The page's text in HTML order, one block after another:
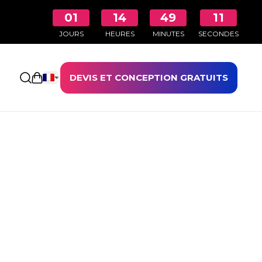
01
JOURS
14
HEURES
49
MINUTES
10
SECONDES
Ouvrir le panierDEVIS ET CONCEPTION GRATUITS